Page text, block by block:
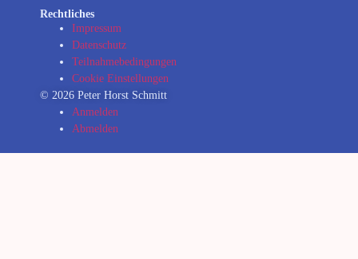
Rechtliches
Impressum
Datenschutz
Teilnahmebedingungen
Cookie Einstellungen
© 2026 Peter Horst Schmitt
Anmelden
Abmelden